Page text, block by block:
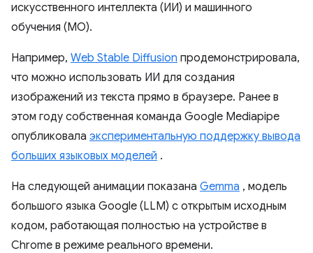
искусственного интеллекта (ИИ) и машинного
обучения (МО).
Например, Web Stable Diffusion продемонстрировала,
что можно использовать ИИ для создания
изображений из текста прямо в браузере. Ранее в
этом году собственная команда Google Mediapipe
опубликовала экспериментальную поддержку вывода
больших языковых моделей .
На следующей анимации показана Gemma , модель
большого языка Google (LLM) с открытым исходным
кодом, работающая полностью на устройстве в
Chrome в режиме реального времени.